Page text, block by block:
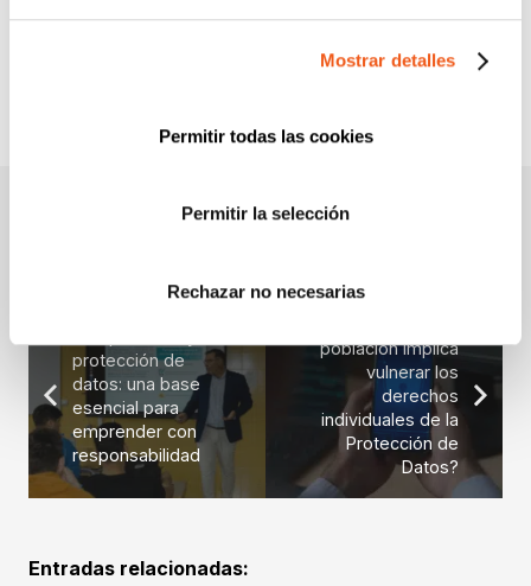
Mostrar detalles
Permitir todas las cookies
Permitir la selección
Rechazar no necesarias
PROTECCIÓN DE DATOS
WEBINARS Y PONENCIAS
protección de
datos: una base
esencial para
emprender con
responsabilidad
población implica
vulnerar los
derechos
individuales de la
Protección de
Datos?
Entradas relacionadas: